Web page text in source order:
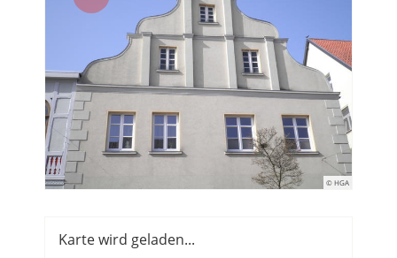
© HGA
Karte wird geladen...